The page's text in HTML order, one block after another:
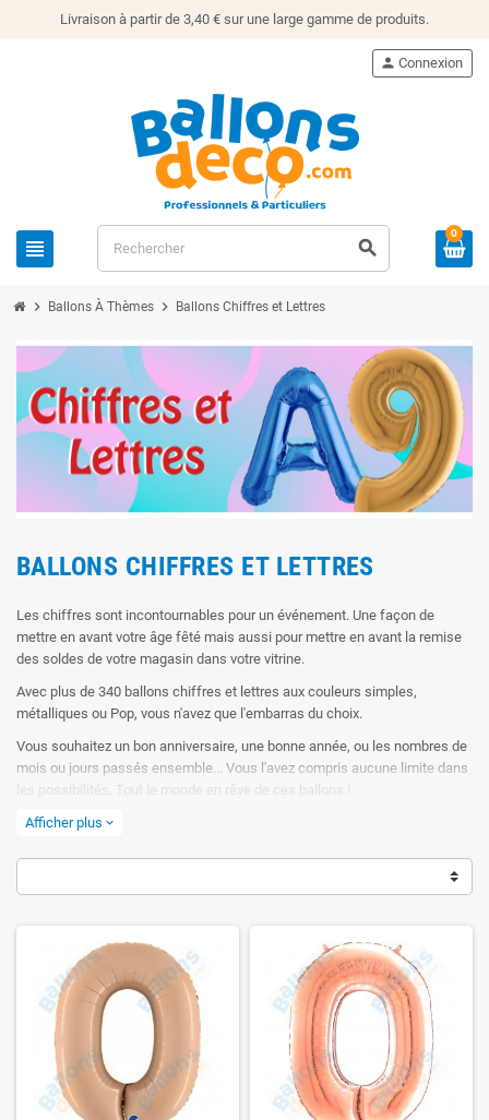
Livraison à partir de 3,40 € sur une large gamme de produits.
view_headline search
person Connexion
0
chevron_right Ballons À Thèmes chevron_right Ballons Chiffres et Lettres
BALLONS CHIFFRES ET LETTRES
Les chiffres sont incontournables pour un événement. Une façon de
mettre en avant votre âge fêté mais aussi pour mettre en avant la remise
des soldes de votre magasin dans votre vitrine.
Avec plus de 340 ballons chiffres et lettres aux couleurs simples,
métalliques ou Pop, vous n'avez que l'embarras du choix.
Vous souhaitez un bon anniversaire, une bonne année, ou les nombres de
mois ou jours passés ensemble... Vous l'avez compris aucune limite dans
les possibilités. Tout le monde en rêve de ces ballons !
Ils sont tous réutilisables avec leurs valves anti-retour. Bien conservés,
problèmes.
Afficher plus expand_more